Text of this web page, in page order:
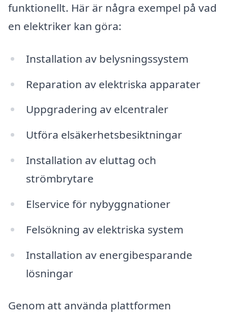
funktionellt. Här är några exempel på vad
en elektriker kan göra:
Installation av belysningssystem
Reparation av elektriska apparater
Uppgradering av elcentraler
Utföra elsäkerhetsbesiktningar
Installation av eluttag och
strömbrytare
Elservice för nybyggnationer
Felsökning av elektriska system
Installation av energibesparande
lösningar
Genom att använda plattformen